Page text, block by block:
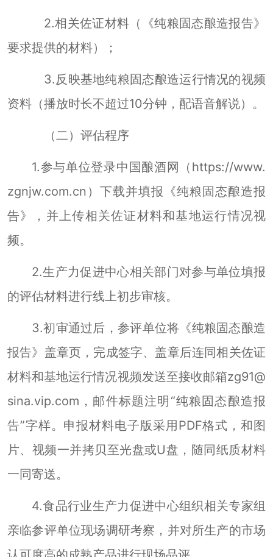
2.相关佐证材料（《纯粮固态酿造报告》
要求提供的材料）；
3.反映基地纯粮固态酿造运行情况的视频
资料（播放时长不超过10分钟，配语音解说）。
（二）评估程序
1.参与单位登录中国酿酒网（ https://www.
zgnjw.com.cn ）下载并填报《纯粮 固态酿造报
告》，并上传相关佐证材料和基地运行情况视
频。
2.生产力促进中心相关部门对参与单位填报
的评估材料进行线上初步审核。
3.初审通过后，参评单位将《纯粮固态酿造
报告》盖章页，完成签字、盖章后连同相关佐证
材料和基地运行情况视频发送至接收邮箱zg91@
sina.vip.com ，邮件标题注明“纯粮固态酿造报
告”字样。 申报材料电子版采用PDF格式，和图
片、视频一并拷贝至光盘或U盘，随同纸质材料
一同寄送。
4.食品行业生产力促进中心组织相关专家组
亲临参评单位现场调研考察，并对所生产的市场
认可度高的成熟产品进行现场品评。